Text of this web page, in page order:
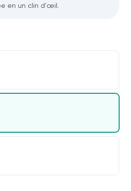
en un clin d'œil.